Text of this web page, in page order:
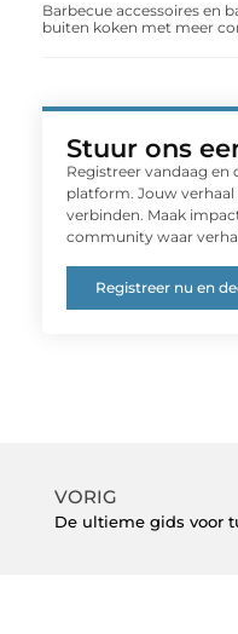
Barbecue accessoires en
buiten koken met meer
Stuur ons
Registreer vandaag en
platform. Jouw
verbinden. Maak
community waar
Registreer nu en
VORIG